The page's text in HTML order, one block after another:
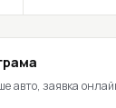
авто, заявка